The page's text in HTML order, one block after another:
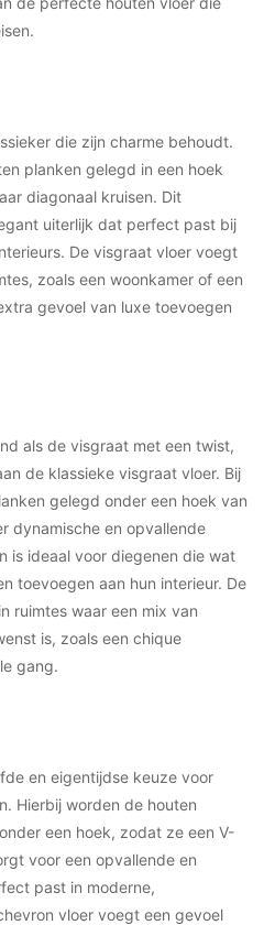
die zijn charme behoudt.
planken gelegd in een hoek
diagonaal kruisen. Dit
uiterlijk dat perfect past bij
De visgraat vloer voegt
zoals een woonkamer of een
gevoel van luxe toevoegen
als de visgraat met een twist,
de klassieke visgraat vloer. Bij
gelegd onder een hoek van
dynamische en opvallende
is ideaal voor diegenen die wat
toevoegen aan hun interieur. De
ruimtes waar een mix van
is, zoals een chique
gang.
en eigentijdse keuze voor
Hierbij worden de houten
een hoek, zodat ze een V-
voor een opvallende en
past in moderne,
vloer voegt een gevoel